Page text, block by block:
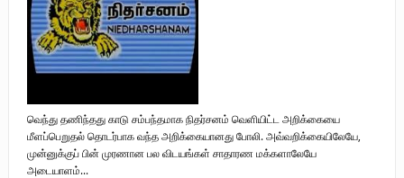
வெந்து தணிந்தது காடு சம்பந்தமாக நிதர்சனம் வெளியிட்ட அறிக்கையை
மீளப்பெறுதல் தொடர்பாக வந்த அறிக்கையானது போலி. அவ்வறிக்கையிலேயே,
முன்னுக்குப் பின் முரணான பல விடயங்கள் சாதாரண மக்களாலேயே
அடையாளம்...